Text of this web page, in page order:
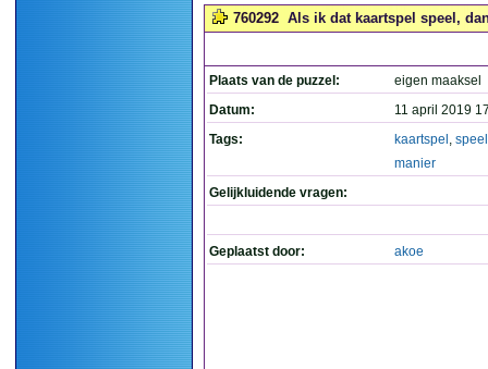
760292 Als ik dat kaartspel speel,
Plaats van de puzzel:
eigen maaksel
Datum:
11 april 2019
Tags:
kaartspel , speel
manier
Gelijkluidende vragen:
Geplaatst door: akoe